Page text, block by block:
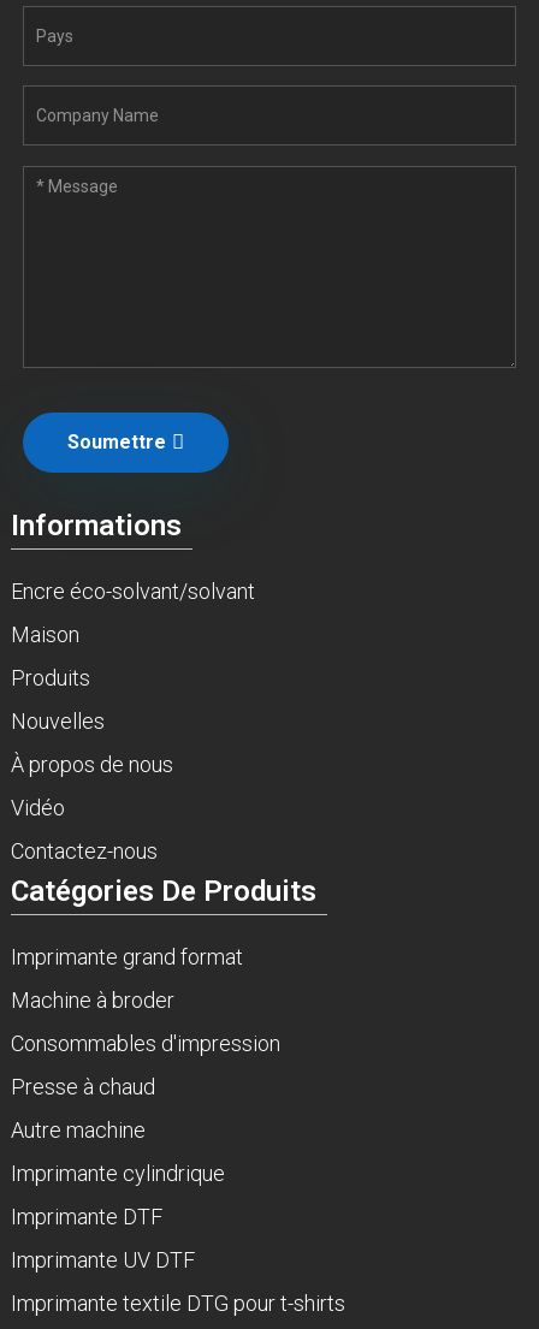
Soumettre
Informations
Encre éco-solvant/solvant
Maison
Produits
Nouvelles
À propos de nous
Vidéo
Contactez-nous
Catégories De Produits
Imprimante grand format
Machine à broder
Consommables d'impression
Presse à chaud
Autre machine
Imprimante cylindrique
Imprimante DTF
Imprimante UV DTF
Imprimante textile DTG pour t-shirts